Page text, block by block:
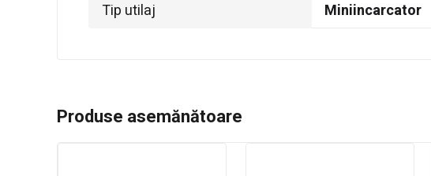
Tip utilaj
Miniincarcator
Produse asemănătoare